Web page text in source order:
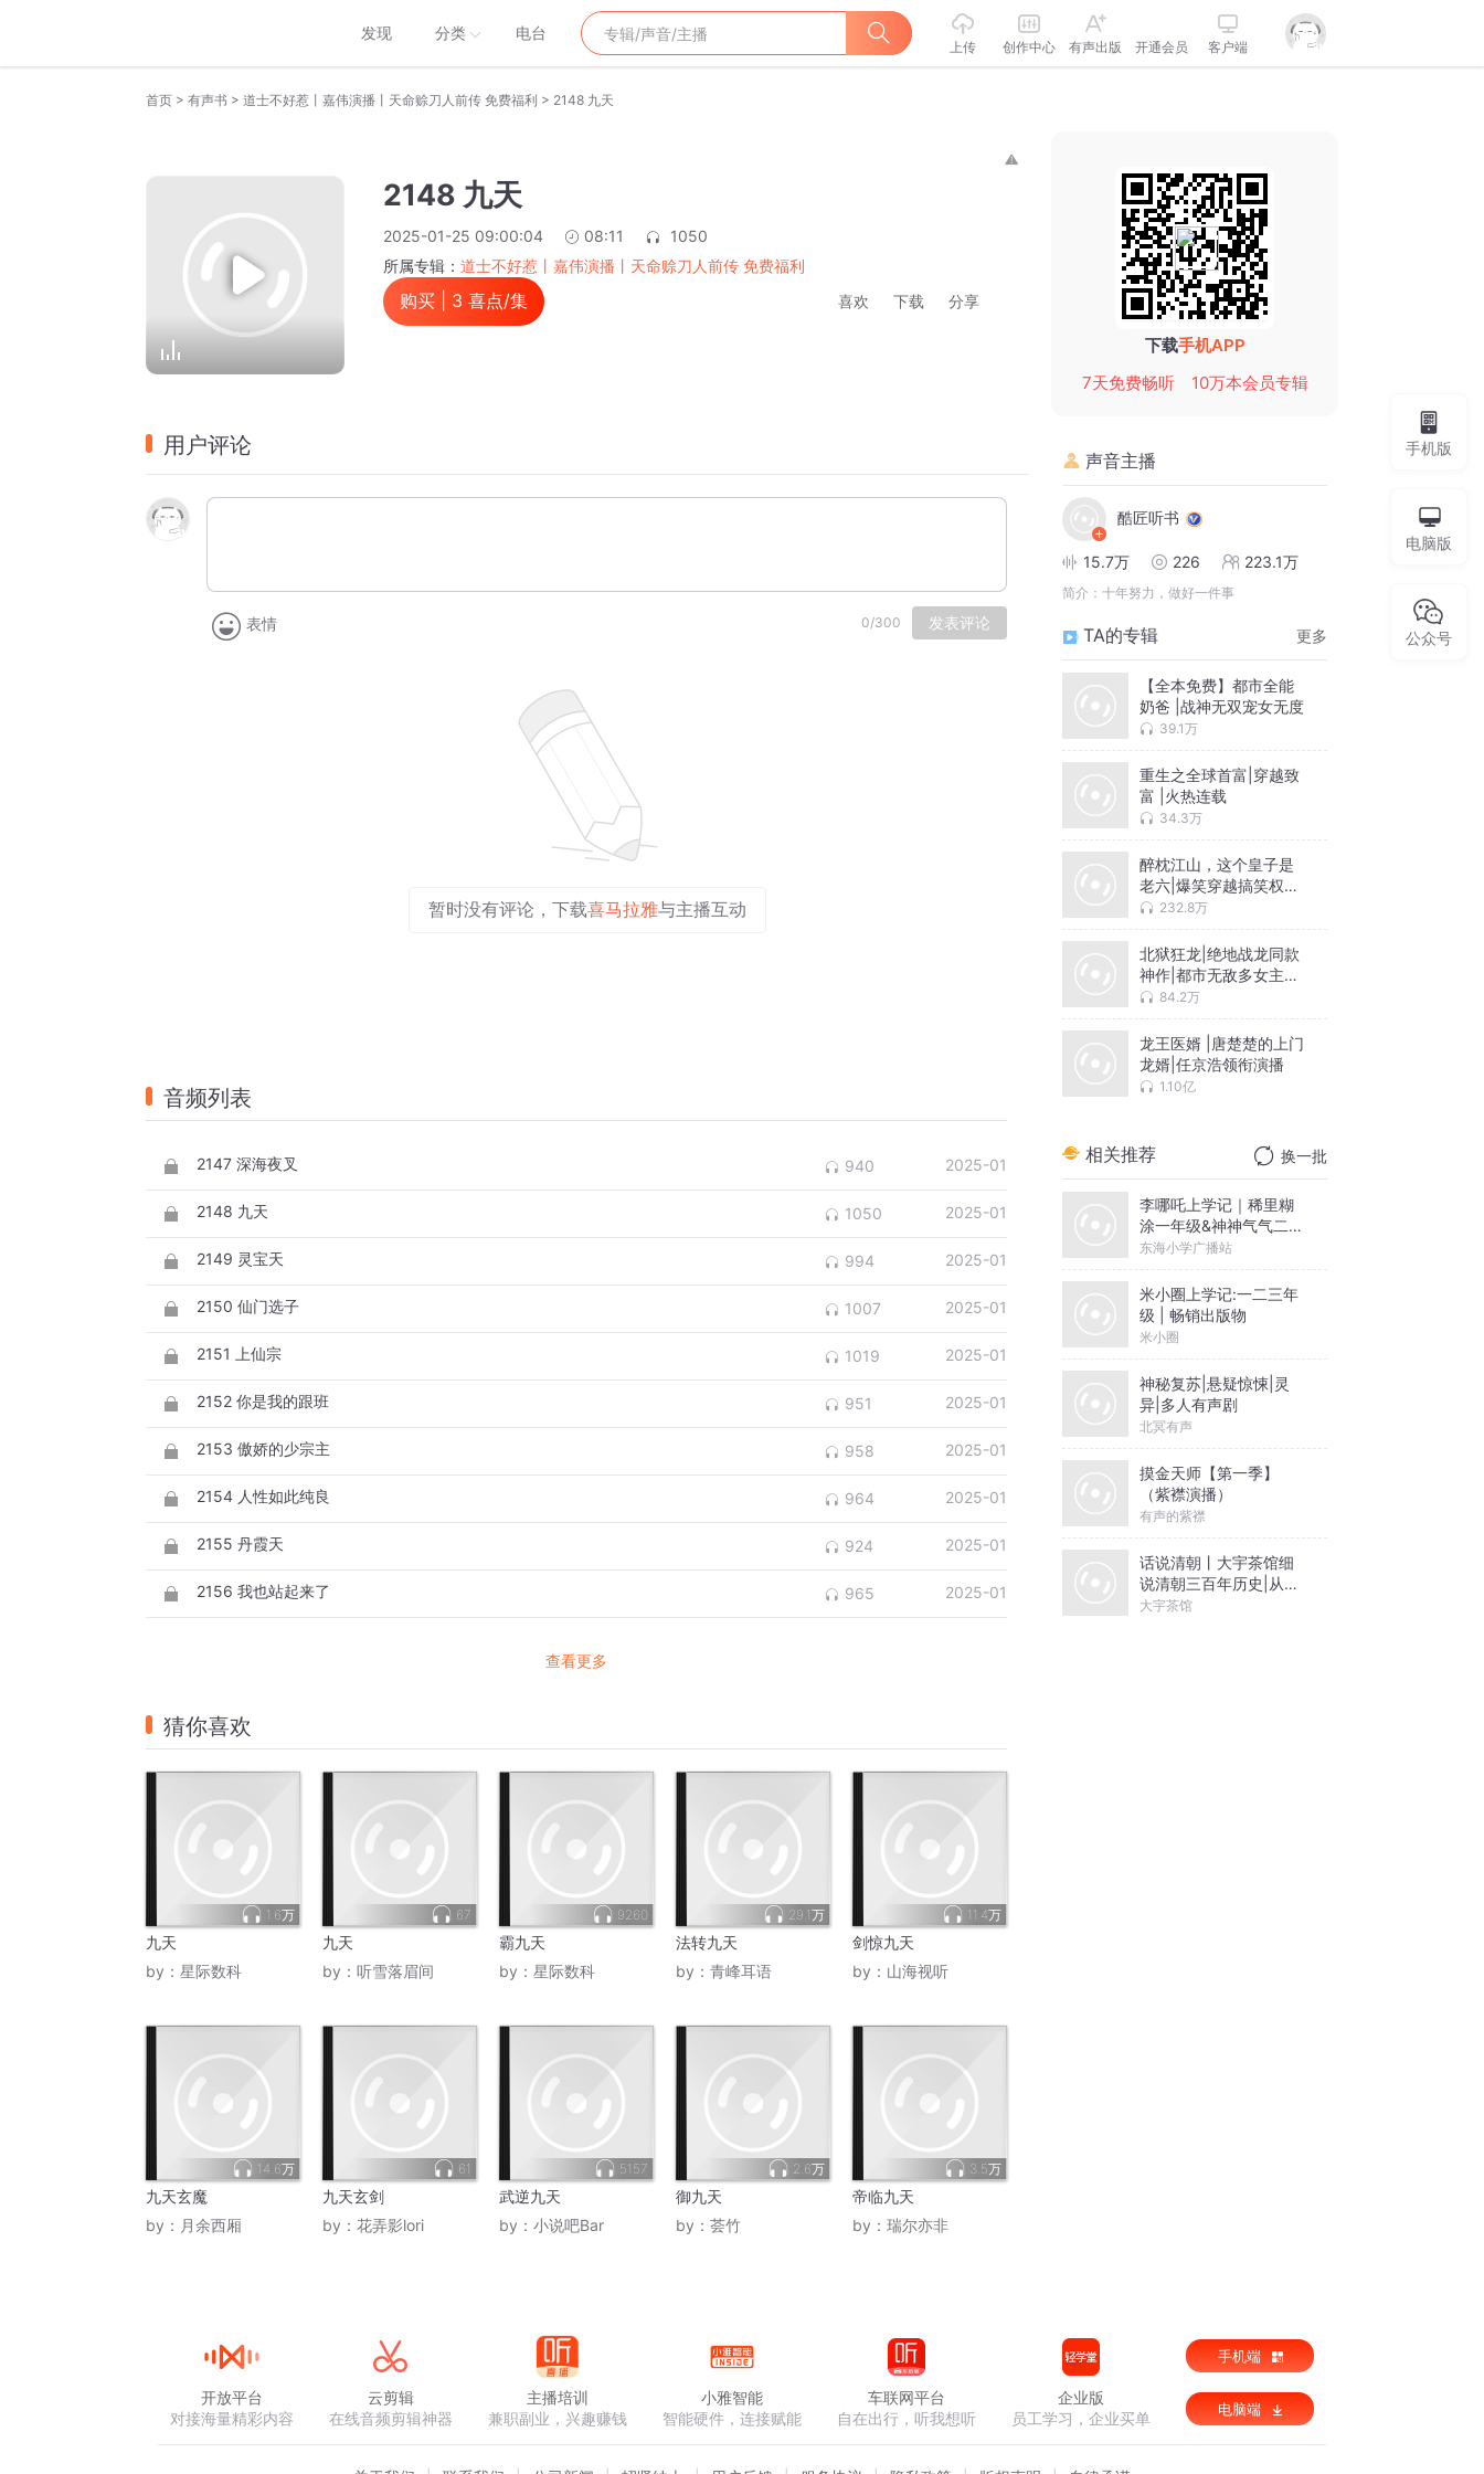
发现 分类 电台
上传 创作中心 有声出版 开通会员 客户端
首页 > 有声书 > 道士不好惹丨嘉伟演播丨天命赊刀人前传 免费福利 > 2148 九天
2148 九天
2025-01-25 09:00:04 08:11
1050
所属专辑： 道士不好惹丨嘉伟演播丨天命赊刀人前传 免费福利
购买 | 3 喜点/集 喜欢 下载 分享
用户评论
表情 0/300 发表评论
暂时没有评论，下载喜马拉雅与主播互动
音频列表
2147 深海夜叉 940 2025-01
2148 九天 1050 2025-01
2149 灵宝天 994 2025-01
2150 仙门选子 1007 2025-01
2151 上仙宗 1019 2025-01
2152 你是我的跟班 951 2025-01
2153 傲娇的少宗主 958 2025-01
2154 人性如此纯良 964 2025-01
2155 丹霞天 924 2025-01
2156 我也站起来了 965 2025-01
查看更多
猜你喜欢
1.6万
九天
by： 星际数科
67
九天
by： 听雪落眉间
9260
霸九天
by： 星际数科
29.1万
法转九天
by： 青峰耳语
11.4万
剑惊九天
by： 山海视听
14.6万
九天玄魔
by： 月余西厢
61
九天玄剑
by： 花弄影lori
5157
武逆九天
by： 小说吧Bar
2.6万
御九天
by： 荟竹
3.5万
帝临九天
by： 瑞尔亦非
下载手机APP
7天免费畅听
10万本会员专辑
声音主播
酷匠听书
15.7万 226 223.1万
简介： 十年努力，做好一件事
TA的专辑 更多
【全本免费】都市全能
奶爸 |战神无双宠女无度
39.1万
重生之全球首富|穿越致
富 |火热连载
34.3万
醉枕江山，这个皇子是
老六|爆笑穿越搞笑权谋
无敌流
232.8万
北狱狂龙|绝地战龙同款
神作|都市无敌多女主爽
文 84.2万
龙王医婿 |唐楚楚的上门
龙婿|任京浩领衔演播
1.10亿
相关推荐 换一批
李哪吒上学记｜稀里糊
涂一年级&神神气气二年
级
东海小学广播站
米小圈上学记:一二三年
级 | 畅销出版物
米小圈
神秘复苏|悬疑惊悚|灵
异|多人有声剧
北冥有声
摸金天师【第一季】
（紫襟演播）
有声的紫襟
话说清朝丨大宇茶馆细
说清朝三百年历史|从努
尔哈赤到末代皇帝溥仪|
大宇茶馆
手机版
电脑版
公众号
开放平台
对接海量精彩内容
云剪辑
在线音频剪辑神器
主播培训
兼职副业，兴趣赚钱
小雅智能
智能硬件，连接赋能
车联网平台
自在出行，听我想听
企业版
员工学习，企业买单
手机端
电脑端